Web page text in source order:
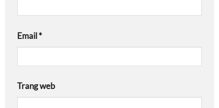
Email*
Trang web